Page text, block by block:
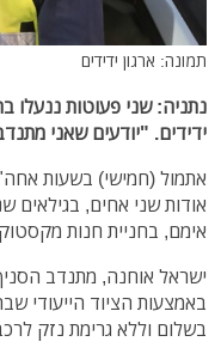
תמונה: ארגון ידידים
נתניה: שני פעוטות ננעלו
ידידים. "יודעים שאני
אתמול (חמישי) בשעות
אודות שני אחים, בגילאים
אימם, בחניית חנות
ישראל אוחנה, מתנדב
באמצעות הציוד הייעודי
בשלום וללא גרימת נזק